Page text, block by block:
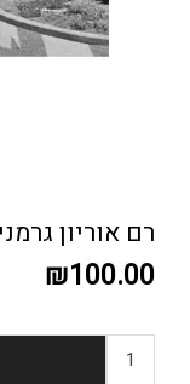
רם אוריון
₪100.00